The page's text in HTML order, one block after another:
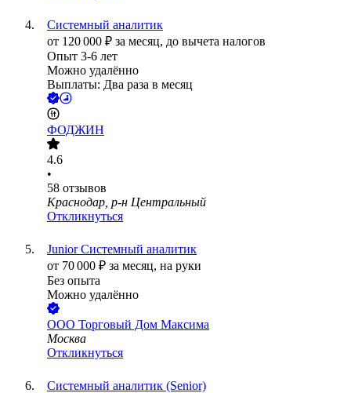
Системный аналитик
от 120 000 ₽ за месяц, до вычета налогов
Опыт 3-6 лет
Можно удалённо
Выплаты: Два раза в месяц
ФОДЖИН
4.6
•
58 отзывов
Краснодар, р-н Центральный
Откликнуться
Junior Системный аналитик
от 70 000 ₽ за месяц, на руки
Без опыта
Можно удалённо
ООО Торговый Дом Максима
Москва
Откликнуться
Системный аналитик (Senior)